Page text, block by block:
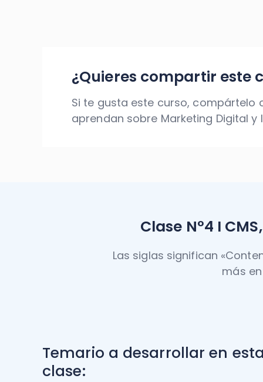
¿Quieres compartir este
Si te gusta este curso,
aprendan sobre Marketing Digital y
Clase N°4 I
Las siglas significan
más
Temario a desarrollar en
clase: